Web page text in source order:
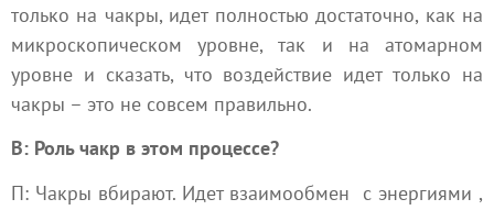
только на чакры, идет полностью достаточно, как на
микроскопическом уровне, так и на атомарном
уровне и сказать, что воздействие идет только на
чакры – это не совсем правильно.
В: Роль чакр в этом процессе?
П: Чакры вбирают. Идет взаимообмен с энергиями ,